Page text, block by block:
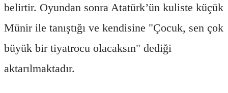
belirtir. Oyundan sonra Atatürk’ün kuliste küçük
Münir ile tanıştığı ve kendisine "Çocuk, sen çok
büyük bir tiyatrocu olacaksın" dediği
aktarılmaktadır.